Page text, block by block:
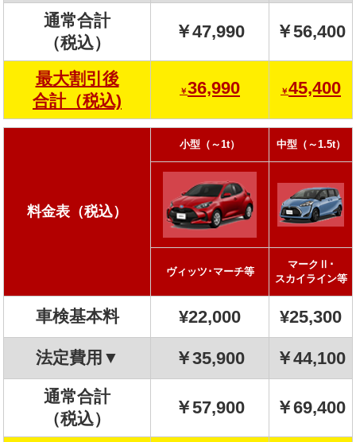
通常合計
（税込）
￥47,990 ￥56,400
最大割引後
合計（税込)
￥36,990 ￥45,400
料金表（税込）
小型（～1t） 中型（～1.5t）
ヴィッツ･マーチ等
マークⅡ･
スカイライン等
車検基本料 ¥22,000 ¥25,300
法定費用▼ ￥35,900 ￥44,100
通常合計
（税込）
￥57,900 ￥69,400